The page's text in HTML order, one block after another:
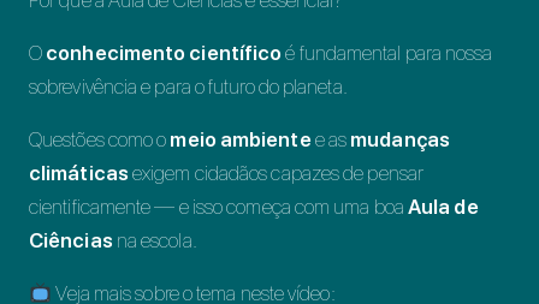
O conhecimento científico é fundamental para nossa
sobrevivência e para o futuro do planeta.
Questões como o meio ambiente e as mudanças
climáticas exigem cidadãos capazes de pensar
cientificamente — e isso começa com uma boa Aula de
Ciências na escola.
Veja mais sobre o tema neste vídeo: